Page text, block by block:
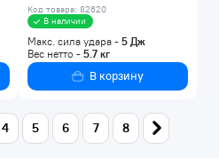
Код товара: 82620
В наличии
Макс. сила удара - 5Дж
Вес нетто - 5.7кг
В корзину
4 5 6 7 8